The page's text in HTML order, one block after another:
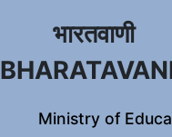
भारतवाणी
Ministry of